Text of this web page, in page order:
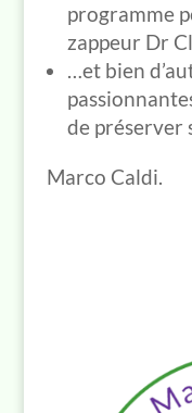
programme
zappeur Dr
…et bien
de préserver
Marco Caldi.